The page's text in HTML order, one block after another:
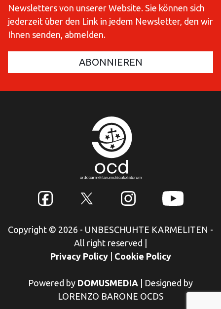
Newsletters von unserer Website. Sie können sich
jederzeit über den Link in jedem Newsletter, den wir
Ihnen senden, abmelden.
Copyright © 2026 - UNBESCHUHTE KARMELITEN -
All right reserved
Privacy Policy
Cookie Policy
Powered by DOMUSMEDIA
Designed by
LORENZO BARONE OCDS